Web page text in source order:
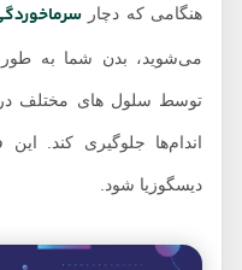
هنگامی که دچارسرماخوردگی،
می‌شوید، بدن شما به طور
توسط سلول های مختلف در
اندام‌ها جلوگیری کند. این
دیسگوزیا شود.